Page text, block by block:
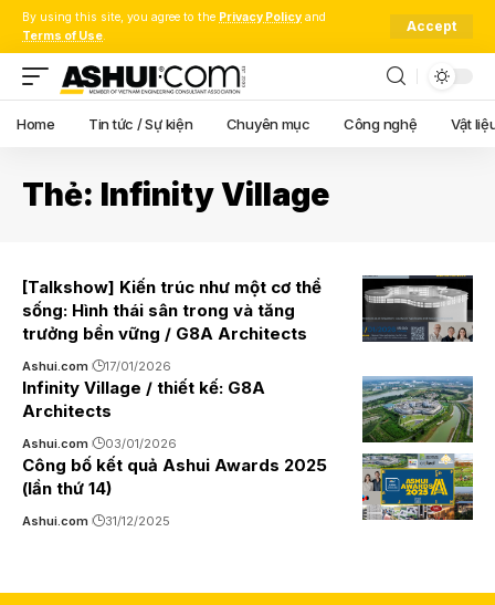
By using this site, you agree to the Privacy Policy and
Terms of Use.
Accept
Home Tin tức / Sự kiện Chuyên mục Công nghệ Vật
Thẻ: Infinity Village
[Talkshow] Kiến trúc như một cơ thể
sống: Hình thái sân trong và tăng
trưởng bền vững / G8A Architects
Ashui.com 17/01/2026
Infinity Village / thiết kế: G8A
Architects
Ashui.com 03/01/2026
Công bố kết quả Ashui Awards 2025
(lần thứ 14)
Ashui.com 31/12/2025